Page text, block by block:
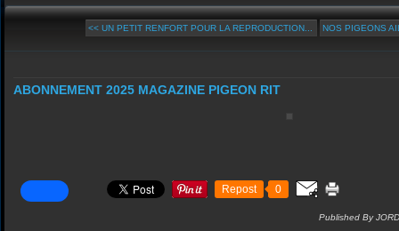
<< UN PETIT RENFORT POUR LA REPRODUCTION... NOS PIGEONS
ABONNEMENT 2025 MAGAZINE PIGEON RIT
Repost 0
Published By